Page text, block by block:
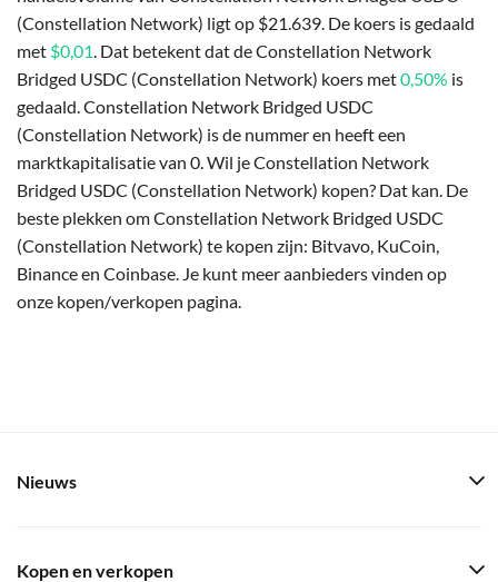
(Constellation Network) ligt op $21.639. De koers is gedaald
met $0,01. Dat betekent dat de Constellation Network
Bridged USDC (Constellation Network) koers met0,50% is
gedaald. Constellation Network Bridged USDC
(Constellation Network) is de nummer en heeft een
marktkapitalisatie van 0. Wil je Constellation Network
Bridged USDC (Constellation Network) kopen? Dat kan. De
beste plekken om Constellation Network Bridged USDC
(Constellation Network) te kopen zijn: Bitvavo, KuCoin,
Binance en Coinbase. Je kunt meer aanbieders vinden op
onze kopen/verkopen pagina.
Nieuws
Kopen en verkopen